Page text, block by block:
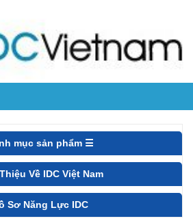
mục sản phẩm ☰
Về IDC Việt Nam
Sơ Năng Lực IDC